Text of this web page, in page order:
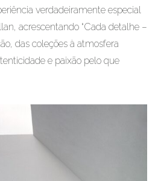
verdadeiramente especial
acrescentando “Cada detalhe –
das coleções à atmosfera
e paixão pelo que